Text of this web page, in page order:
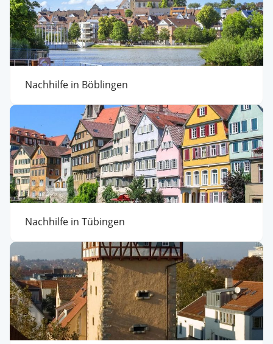
Nachhilfe in Böblingen
Nachhilfe in Tübingen